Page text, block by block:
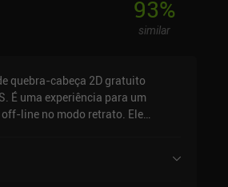
93%
similar
quebra-cabeça 2D gratuito
É uma experiência para um
line no modo retrato. Ele
no Google Play e 4,6 de 5,0 na